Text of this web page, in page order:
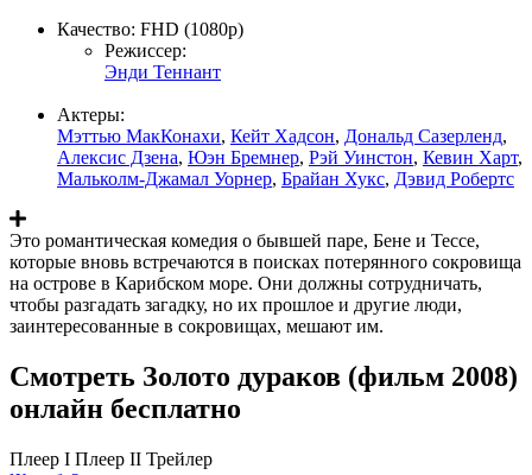
Качество: FHD (1080p)
Режиссер:
Энди Теннант
Актеры:
Мэттью МакКонахи, Кейт Хадсон, Дональд Сазерленд,
Алексис Дзена, Юэн Бремнер, Рэй Уинстон, Кевин Харт,
Мальколм-Джамал Уорнер, Брайан Хукс, Дэвид Робертс
Это романтическая комедия о бывшей паре, Бене и Тессе,
которые вновь встречаются в поисках потерянного сокровища
на острове в Карибском море. Они должны сотрудничать,
чтобы разгадать загадку, но их прошлое и другие люди,
заинтересованные в сокровищах, мешают им.
Смотреть Золото дураков (фильм 2008)
онлайн бесплатно
Плеер I Плеер II Трейлер